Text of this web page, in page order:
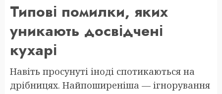
Типові помилки, яких
уникають досвідчені
кухарі
Навіть просунуті іноді спотикаються на
дрібницях. Найпоширеніша — ігнорування